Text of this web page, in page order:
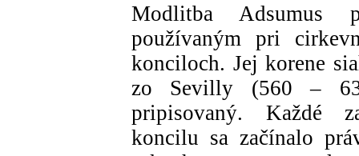
Modlitba Adsumus
používaným pri
konciloch. Jej korene
zo Sevilly (560 –
pripisovaný. Každé
koncilu sa začínalo